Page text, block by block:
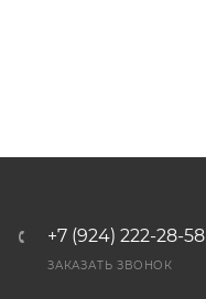
+7 (924) 222-28-58
ЗАКАЗАТЬ ЗВОНОК